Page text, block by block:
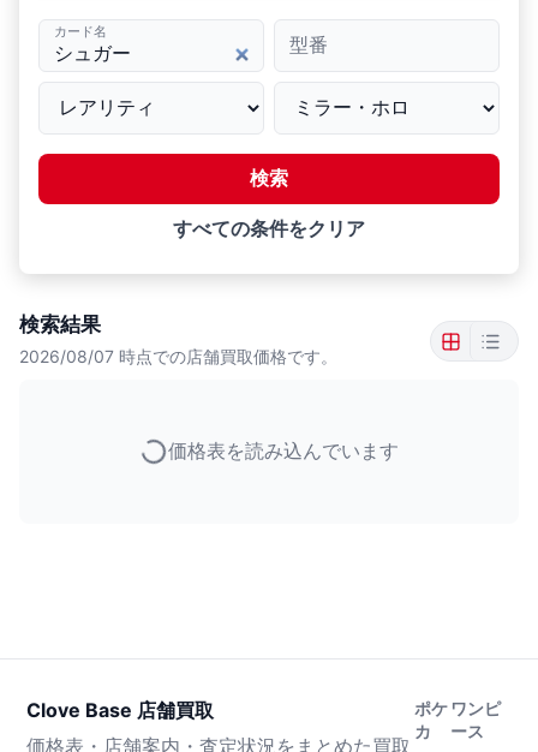
カード名
型番
検索
すべての条件をクリア
検索結果
2026/08/07 時点での店舗買取価格です。
価格表を読み込んでいます
Clove Base 店舗買取
価格表・店舗案内・査定状況をまとめた買取
ポケ
カ
ワンピ
ース